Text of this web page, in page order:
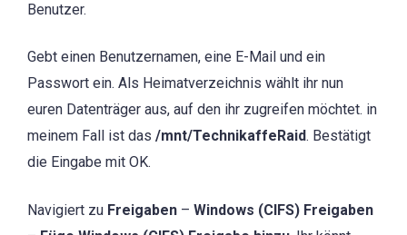
Benutzer.
Gebt einen Benutzernamen, eine E-Mail und ein
Passwort ein. Als Heimatverzeichnis wählt ihr nun
euren Datenträger aus, auf den ihr zugreifen möchtet. in
meinem Fall ist das /mnt/TechnikaffeRaid. Bestätigt
die Eingabe mit OK.
Navigiert zu Freigaben – Windows (CIFS) Freigaben